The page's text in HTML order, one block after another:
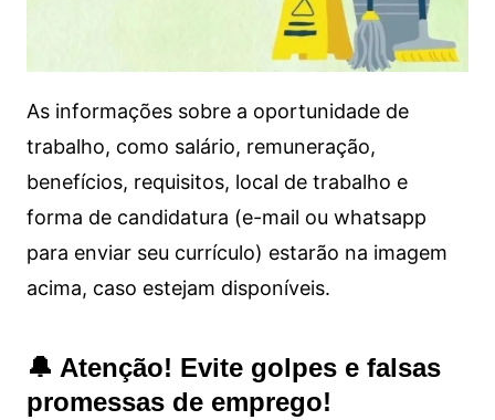
As informações sobre a oportunidade de
trabalho, como salário, remuneração,
benefícios, requisitos, local de trabalho e
forma de candidatura (e-mail ou whatsapp
para enviar seu currículo) estarão na imagem
acima, caso estejam disponíveis.
🔔 Atenção! Evite golpes e falsas
promessas de emprego!